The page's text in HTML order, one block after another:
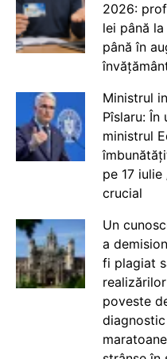
2026:
lei până
până în
Ministrul
Pîslaru:
ministrul
pe 17
crucial
Un
a
fi plagiat
poveste